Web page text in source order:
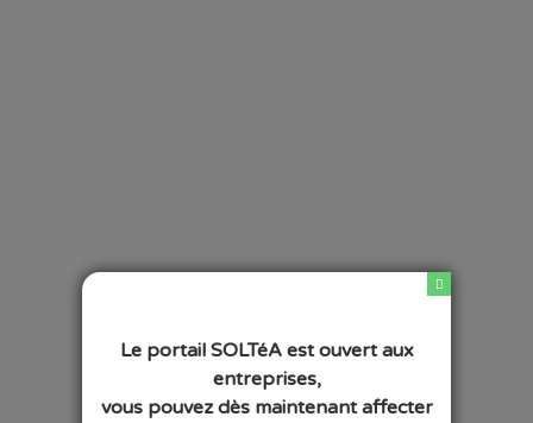
Le portail SOLTéA est ouvert aux
entreprises,
vous pouvez dès maintenant affecter